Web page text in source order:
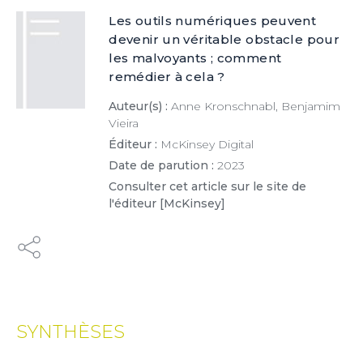
Les outils numériques peuvent
devenir un véritable obstacle pour
les malvoyants ; comment
remédier à cela ?
Auteur(s) : Anne Kronschnabl, Benjamim
Vieira
Éditeur : McKinsey Digital
Date de parution : 2023
Consulter cet article sur le site de
l'éditeur [McKinsey]
SYNTHÈSES